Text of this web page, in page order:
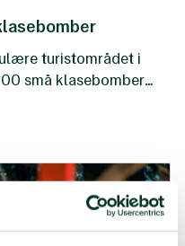
turistområdet i
små klasebomber